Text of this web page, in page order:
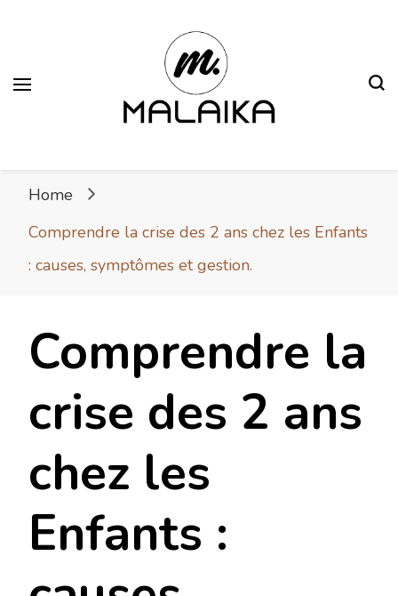
Home
Comprendre la crise des 2 ans chez les Enfants
: causes, symptômes et gestion.
Comprendre la
crise des 2 ans
chez les
Enfants :